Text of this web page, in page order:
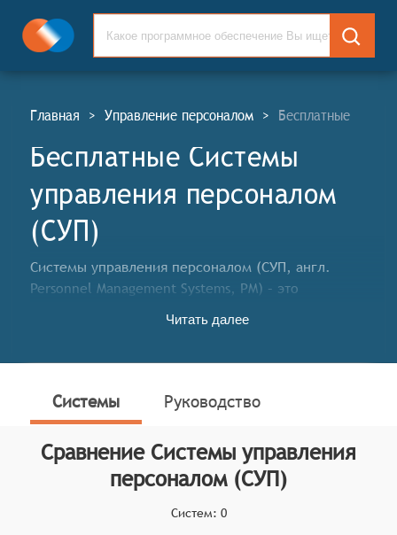
Главная > Управление персоналом > Бесплатные
Бесплатные Системы
управления персоналом
(СУП)
Системы управления персоналом (СУП, англ.
Personnel Management Systems, PM) – это
помогают организациям и любому бизнесу решать
Классификатор программных продуктов Соваре
определяет конкретные функциональные критерии
для систем. Системы управления персоналом
должны соответствовать следующим основным
функциональным критериям:
Читать далее
Системы Руководство
Сравнение Системы управления
персоналом (СУП)
Систем: 0